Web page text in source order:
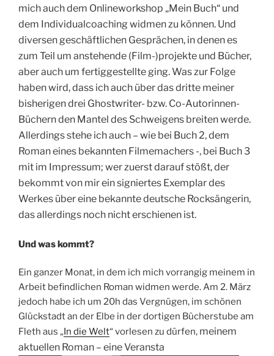
mich auch dem Onlineworkshop „Mein Buch“ und
dem Individualcoaching widmen zu können. Und
diversen geschäftlichen Gesprächen, in denen es
zum Teil um anstehende (Film-)projekte und Bücher,
aber auch um fertiggestellte ging. Was zur Folge
haben wird, dass ich auch über das dritte meiner
bisherigen drei Ghostwriter- bzw. Co-Autorinnen-
Büchern den Mantel des Schweigens breiten werde.
Allerdings stehe ich auch – wie bei Buch 2, dem
Roman eines bekannten Filmemachers -, bei Buch 3
mit im Impressum; wer zuerst darauf stößt, der
bekommt von mir ein signiertes Exemplar des
Werkes über eine bekannte deutsche Rocksängerin,
das allerdings noch nicht erschienen ist.
Und was kommt?
Ein ganzer Monat, in dem ich mich vorrangig meinem in
Arbeit befindlichen Roman widmen werde. Am 2. März
jedoch habe ich um 20h das Vergnügen, im schönen
Glückstadt an der Elbe in der dortigen Bücherstube am
Fleth aus „In die Welt“ vorlesen zu dürfen, meinem
aktuellen Roman – eineVeransta